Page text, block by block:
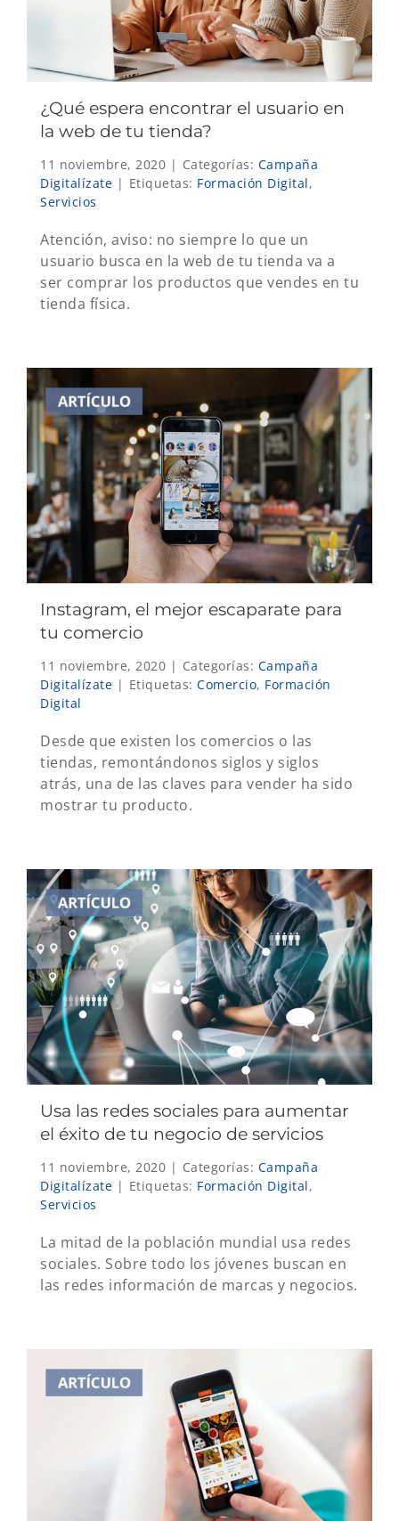
¿Qué espera encontrar el usuario en
la web de tu tienda?
11 noviembre, 2020 | Categorías: Campaña
Digitalízate | Etiquetas: Formación Digital,
Servicios
Atención, aviso: no siempre lo que un
usuario busca en la web de tu tienda va a
ser comprar los productos que vendes en tu
tienda física.
Instagram, el mejor escaparate para
tu comercio
11 noviembre, 2020 | Categorías: Campaña
Digitalízate | Etiquetas: Comercio, Formación
Digital
Desde que existen los comercios o las
tiendas, remontándonos siglos y siglos
atrás, una de las claves para vender ha sido
mostrar tu producto.
Usa las redes sociales para aumentar
el éxito de tu negocio de servicios
11 noviembre, 2020 | Categorías: Campaña
Digitalízate | Etiquetas: Formación Digital,
Servicios
La mitad de la población mundial usa redes
sociales. Sobre todo los jóvenes buscan en
las redes información de marcas y negocios.